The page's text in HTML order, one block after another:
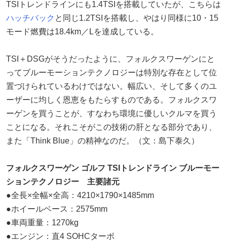
TSIトレンドラインにも1.4TSIを搭載していたが、こちらは
ハッチバック と同じ1.2TSIを搭載し、やはり同様に10・15
モード燃費は18.4km／Lを達成している。
TSI＋DSGがそうだったように、フォルクスワーゲンにと
ってブルーモーションテクノロジーは特別な存在として位
置づけられているわけではない。幅広い、そして多くのユ
ーザーに均しく恩恵をもたらすものである。フォルクスワ
ーゲンを買うことが、すなわち環境に優しいクルマを買う
ことになる。それこそがこの技術の肝となる部分であり、
また「Think Blue」の精神なのだ。（文：島下泰久）
フォルクスワーゲン ゴルフ TSIトレンドライン ブルーモー
ションテクノロジー 主要諸元
●全長×全幅×全高：4210×1790×1485mm
●ホイールベース：2575mm
●車両重量：1270kg
●エンジン：直4 SOHCターボ